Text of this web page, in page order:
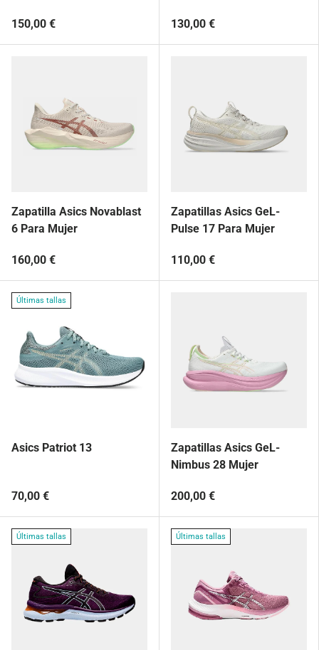
150,00 € 130,00 €
Zapatilla Asics Novablast
6 Para Mujer
160,00 €
Zapatillas Asics GeL-
Pulse 17 Para Mujer
110,00 €
Últimas tallas
Asics Patriot 13
70,00 €
Zapatillas Asics GeL-
Nimbus 28 Mujer
200,00 €
Últimas tallas Últimas tallas